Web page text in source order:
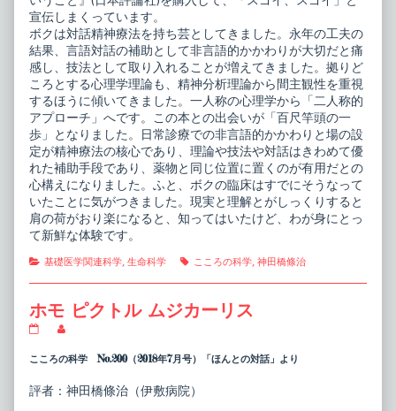
宣伝しまくっています。
ボクは対話精神療法を持ち芸としてきました。永年の工夫の
結果、言語対話の補助として非言語的かかわりが大切だと痛
感し、技法として取り入れることが増えてきました。拠りど
ころとする心理学理論も、精神分析理論から間主観性を重視
するほうに傾いてきました。一人称の心理学から「二人称的
アプローチ」へです。この本との出会いが「百尺竿頭の一
歩」となりました。日常診療での非言語的かかわりと場の設
定が精神療法の核心であり、理論や技法や対話はきわめて優
れた補助手段であり、薬物と同じ位置に置くのが有用だとの
心構えになりました。ふと、ボクの臨床はすでにそうなって
いたことに気がつきました。現実と理解とがしっくりすると
肩の荷がおり楽になると、知ってはいたけど、わが身にとっ
て新鮮な体験です。
Categories
基礎医学関連科学, 生命科学 Tags
こころの科学, 神田橋條治
ホモ ピクトル ムジカーリス
ピ
ル
posts
author
こころの科学 No.200（2018年7月号）「ほんとの対話」より
評者：神田橋條治（伊敷病院）